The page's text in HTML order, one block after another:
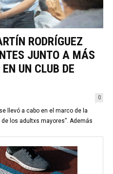
RODRÍGUEZ
JUNTO A MÁS
UN CLUB DE
0
llevó a cabo en el marco de la
los adultxs mayores”. Además